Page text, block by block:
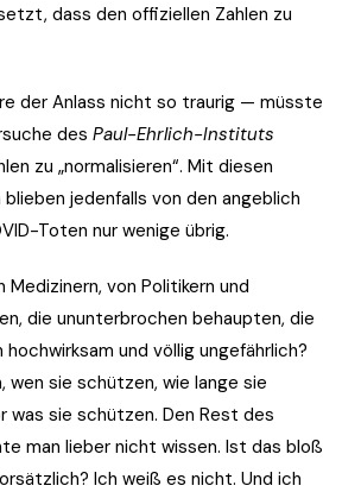
dass den offiziellen Zahlen zu
der Anlass nicht so traurig — müsste
des Paul-Ehrlich-Instituts
zu „normalisieren“. Mit diesen
jedenfalls von den angeblich
Toten nur wenige übrig.
Medizinern, von Politikern und
die ununterbrochen behaupten, die
hochwirksam und völlig ungefährlich?
wen sie schützen, wie lange sie
was sie schützen. Den Rest des
man lieber nicht wissen. Ist das bloß
Ich weiß es nicht. Und ich